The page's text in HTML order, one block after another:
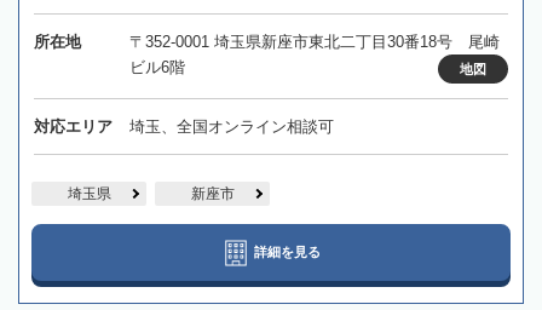
所在地
〒352-0001 埼玉県新座市東北二丁目30番18号 尾崎
ビル6階
地図
対応エリア 埼玉、全国オンライン相談可
埼玉県 新座市
詳細を見る